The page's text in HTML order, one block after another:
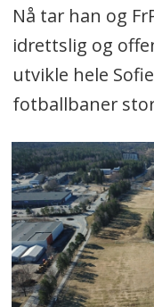
Nå tar han og
idrettslig og
utvikle hele
fotballbaner